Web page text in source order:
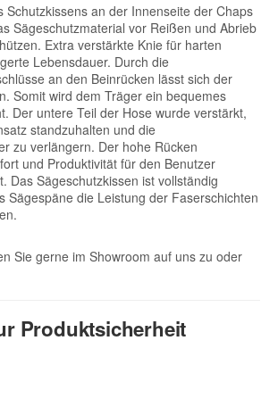
Schutzkissens an der Innenseite der Chaps
Sägeschutzmaterial vor Reißen und Abrieb
Extra verstärkte Knie für harten
Lebensdauer. Durch die
an den Beinrücken lässt sich der
Somit wird dem Träger ein bequemes
Der untere Teil der Hose wurde verstärkt,
standzuhalten und die
zu verlängern. Der hohe Rücken
und Produktivität für den Benutzer
Das Sägeschutzkissen ist vollständig
Sägespäne die Leistung der Faserschichten
Sie gerne im Showroom auf uns zu oder
Produktsicherheit